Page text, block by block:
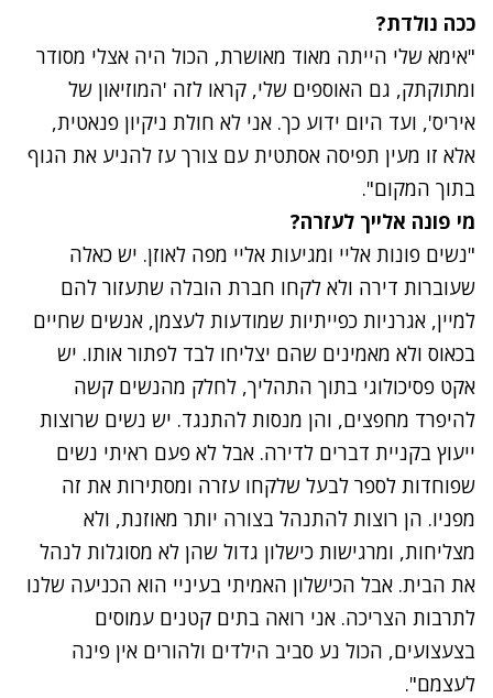
ככה נולדת?
"אימא שלי הייתה מאוד מאושרת, הכול היה אצלי מסודר
ומתוקתק, גם האוספים שלי, קראו לזה 'המוזיאון של
איריס', ועד היום ידוע כך. אני לא חולת ניקיון פנאטית,
אלא זו מעין תפיסה אסתטית עם צורך עז להניע את הגוף
בתוך המקום".
מי פונה אלייך לעזרה?
"נשים פונות אליי ומגיעות אליי מפה לאוזן. יש כאלה
שעוברות דירה ולא לקחו חברת הובלה שתעזור להם
למיין, אגרניות כפייתיות שמודעות לעצמן, אנשים שחיים
בכאוס ולא מאמינים שהם יצליחו לבד לפתור אותו. יש
אקט פסיכולוגי בתוך התהליך, לחלק מהנשים קשה
להיפרד מחפצים, והן מנסות להתנגד. יש נשים שרוצות
ייעוץ בקניית דברים לדירה. אבל לא פעם ראיתי נשים
שפוחדות לספר לבעל שלקחו עזרה ומסתירות את זה
מפניו. הן רוצות להתנהל בצורה יותר מאוזנת, ולא
מצליחות, ומרגישות כישלון גדול שהן לא מסוגלות לנהל
את הבית. אבל הכישלון האמיתי בעיניי הוא הכניעה שלנו
לתרבות הצריכה. אני רואה בתים קטנים עמוסים
בצעצועים, הכול נע סביב הילדים ולהורים אין פינה
לעצמם".